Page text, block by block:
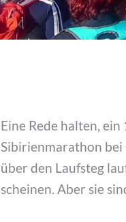
Eine Rede halten,
Sibirienmarathon bei
über den Laufsteg
scheinen. Aber sie